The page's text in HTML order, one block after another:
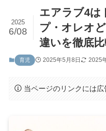
エアラブ4は
プ・オレオ
違いを徹底比
2025
6/08
育児 2025年5月8日 2025
当ページのリンクには広